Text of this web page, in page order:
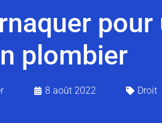
plombier
8 août 2022 Droit